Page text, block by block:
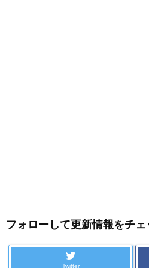
フォローして更新情報をチェ
Twitter